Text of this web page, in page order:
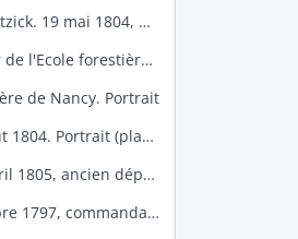
Lefebvre, François-Joseph duc de Dantzick. 19 mai 1804, maréchal de France. Portrait (Planche de la Galerie historique de Versailles n° 1539)
Lorentz, Bernard, directeur fondateur de l'Ecole forestière à Nancy. Portrait
de Nancy. Portrait
Napoléon Bardy né à Belfort le 16 août 1804. Portrait (planche de la Galerie des représentants du peuple, 1848)
Emile Dollfus, né à Mulhouse le 10 avril 1805, ancien député. Portrait (planche de la Galerie des représentants du peuple, 1848)
Ch. Koenig, né à Colmar le 19 novembre 1797, commandant de la Garde nationale de Colmar. Portrait (planche de la Galerie des représentants du peuple, 1848)